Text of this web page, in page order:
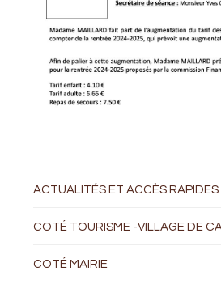
ACTUALITÉS ET ACCÈS RAPIDES
COTÉ TOURISME -VILLAGE DE
COTÉ MAIRIE